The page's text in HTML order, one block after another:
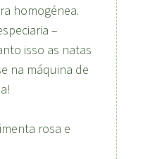
homogénea.
–
isso as natas
na máquina de
rosa e